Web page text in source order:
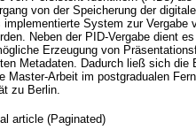
von der Speicherung der
implementierte System zur
Neben der PID-Vergabe dient
Erzeugung von
Metadaten. Dadurch ließ sich
Master-Arbeit im postgradualen
zu Berlin.
article (Paginated)